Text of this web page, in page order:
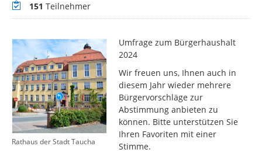
Teilnehmer
151 Teilnehmer
Rathaus der Stadt Taucha
Umfrage zum Bürgerhaushalt
2024
Wir freuen uns, Ihnen auch in
diesem Jahr wieder mehrere
Bürgervorschläge zur
Abstimmung anbieten zu
können. Bitte unterstützen Sie
Ihren Favoriten mit einer
Stimme.